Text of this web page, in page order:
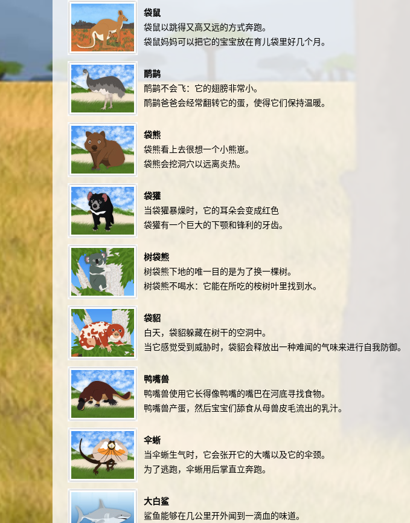
袋鼠
袋鼠以跳得又高又远的方式奔跑。
袋鼠妈妈可以把它的宝宝放在育儿袋里好几个月。
鸸鹋
鸸鹋不会飞：它的翅膀非常小。
鸸鹋爸爸会经常翻转它的蛋，使得它们保持温暖。
袋熊
袋熊看上去很想一个小熊崽。
袋熊会挖洞穴以远离炎热。
袋獾
当袋獾暴燥时，它的耳朵会变成红色
袋獾有一个巨大的下颚和锋利的牙齿。
树袋熊
树袋熊下地的唯一目的是为了换一棵树。
树袋熊不喝水：它能在所吃的桉树叶里找到水。
袋貂
白天，袋貂躲藏在树干的空洞中。
当它感觉受到威胁时，袋貂会释放出一种难闻的气味来进行自我防御。
鸭嘴兽
鸭嘴兽使用它长得像鸭嘴的嘴巴在河底寻找食物。
鸭嘴兽产蛋，然后宝宝们舔食从母兽皮毛流出的乳汁。
伞蜥
当伞蜥生气时，它会张开它的大嘴以及它的伞颈。
为了逃跑，伞蜥用后掌直立奔跑。
大白鲨
鲨鱼能够在几公里开外闻到一滴血的味道。